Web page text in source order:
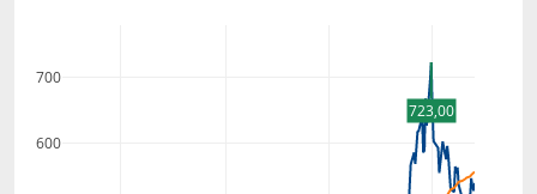
600
700
723,00